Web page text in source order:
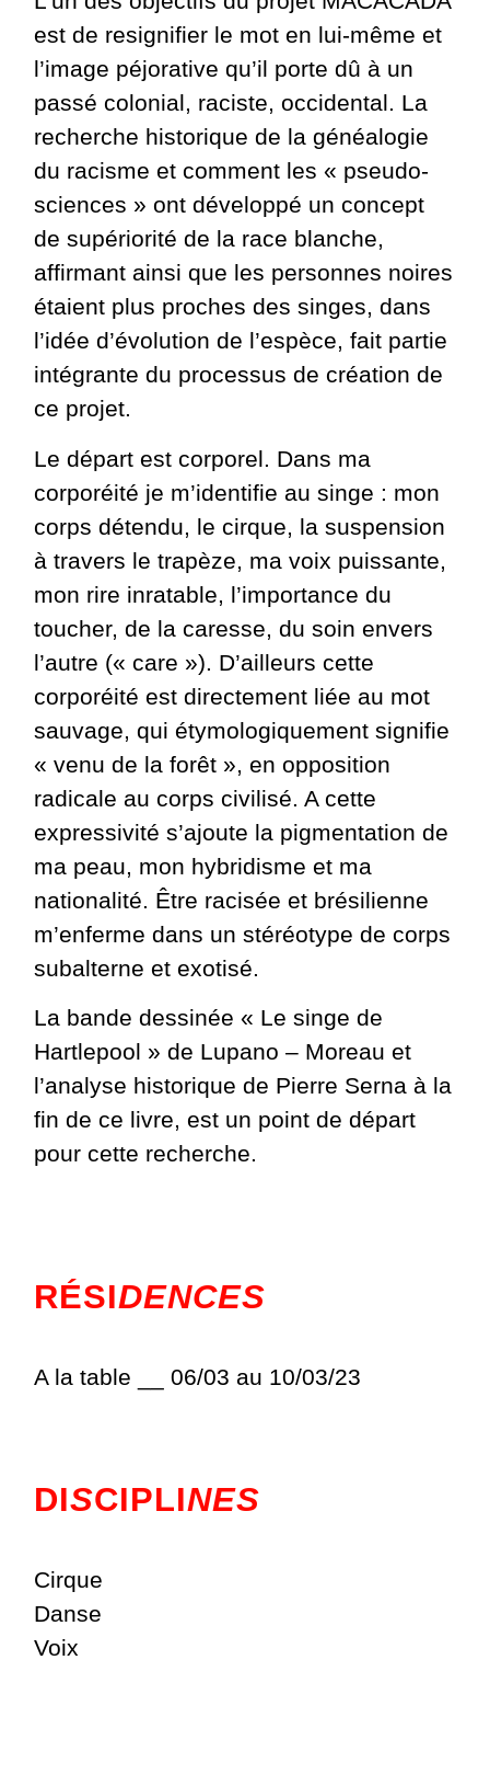
est de resignifier le mot en lui-même et
l’image péjorative qu’il porte dû à un
passé colonial, raciste, occidental. La
recherche historique de la généalogie
du racisme et comment les « pseudo-
sciences » ont développé un concept
de supériorité de la race blanche,
affirmant ainsi que les personnes noires
étaient plus proches des singes, dans
l’idée d’évolution de l’espèce, fait partie
intégrante du processus de création de
ce projet.
Le départ est corporel. Dans ma
corporéité je m’identifie au singe : mon
corps détendu, le cirque, la suspension
à travers le trapèze, ma voix puissante,
mon rire inratable, l’importance du
toucher, de la caresse, du soin envers
l’autre (« care »). D’ailleurs cette
corporéité est directement liée au mot
sauvage, qui étymologiquement signifie
« venu de la forêt », en opposition
radicale au corps civilisé. A cette
expressivité s’ajoute la pigmentation de
ma peau, mon hybridisme et ma
nationalité. Être racisée et brésilienne
m’enferme dans un stéréotype de corps
subalterne et exotisé.
La bande dessinée « Le singe de
Hartlepool » de Lupano – Moreau et
l’analyse historique de Pierre Serna à la
fin de ce livre, est un point de départ
pour cette recherche.
RÉSIDENCES
A la table __ 06/03 au 10/03/23
DISCIPLINES
Cirque
Danse
Voix